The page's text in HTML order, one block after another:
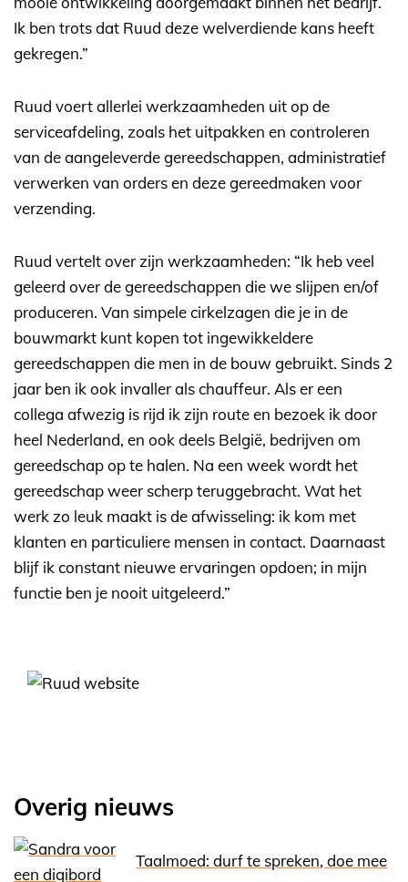
Ik ben trots dat Ruud deze welverdiende kans heeft
gekregen.”
Ruud voert allerlei werkzaamheden uit op de
serviceafdeling, zoals het uitpakken en controleren
van de aangeleverde gereedschappen, administratief
verwerken van orders en deze gereedmaken voor
verzending.
Ruud vertelt over zijn werkzaamheden: “Ik heb veel
geleerd over de gereedschappen die we slijpen en/of
produceren. Van simpele cirkelzagen die je in de
bouwmarkt kunt kopen tot ingewikkeldere
gereedschappen die men in de bouw gebruikt. Sinds 2
jaar ben ik ook invaller als chauffeur. Als er een
collega afwezig is rijd ik zijn route en bezoek ik door
heel Nederland, en ook deels België, bedrijven om
gereedschap op te halen. Na een week wordt het
gereedschap weer scherp teruggebracht. Wat het
werk zo leuk maakt is de afwisseling: ik kom met
klanten en particuliere mensen in contact. Daarnaast
blijf ik constant nieuwe ervaringen opdoen; in mijn
functie ben je nooit uitgeleerd.”
Overig nieuws
Taalmoed: durf te spreken, doe mee